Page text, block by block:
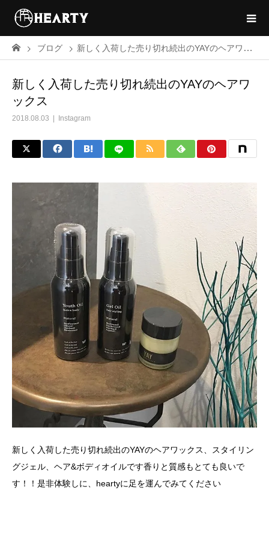
ブログ 新しく入荷した売り切れ続出のYAYのヘアワックス
新しく入荷した売り切れ続出のYAYのヘアワ
ックス
2018.08.03 Instagram
新しく入荷した売り切れ続出のYAYのヘアワックス、スタイリン
グジェル、ヘア&ボディオイルです香りと質感もとても良いで
す！！是非体験しに、heartyに足を運んでみてください